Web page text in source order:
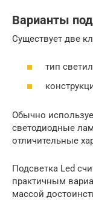
Варианты
Существует две
тип
Обычно
светодиодные
отличительные
Подсветка Led
практичным
массой